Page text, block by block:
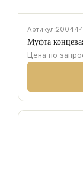
Артикул:200444
Муфта
Цена по